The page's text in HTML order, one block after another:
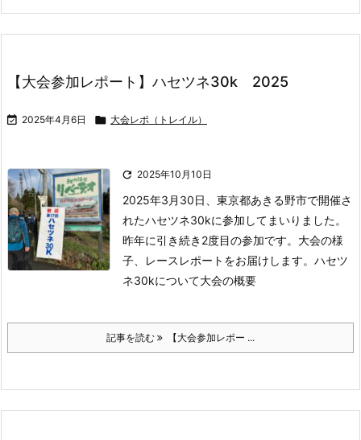
【大会参加レポート】ハセツネ30k 2025
 2025年4月6日  大会レポ（トレイル）
 2025年10月10日
2025年3月30日、東京都あきる野市で開催さ
れたハセツネ30kに参加してまいりました。
昨年に引き続き2度目の参加です。 大会の様
子、レースレポートをお届けします。 ハセツ
ネ30kについて大会の概要
記事を読む 【大会参加レポー ...